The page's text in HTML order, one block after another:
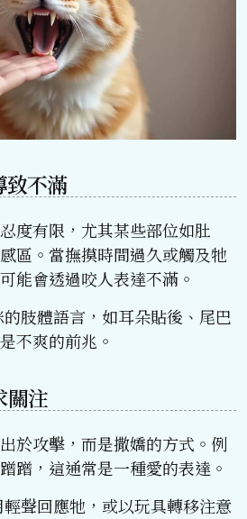
致不滿
度有限，尤其某些部位如肚
區。當撫摸時間過久或觸及牠
能會透過咬人表達不滿。
肢體語言，如耳朵貼後、尾巴
不爽的前兆。
關注
於攻擊，而是撒嬌的方式。例
蹭，這通常是一種愛的表達。
聲回應牠，或以玩具轉移注意